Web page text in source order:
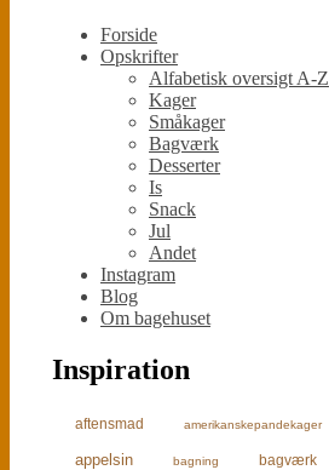
Forside
Opskrifter
Alfabetisk oversigt A-Z
Kager
Småkager
Bagværk
Desserter
Is
Snack
Jul
Andet
Instagram
Blog
Om bagehuset
Inspiration
aftensmad amerikanskepandekager
appelsin bagning bagværk